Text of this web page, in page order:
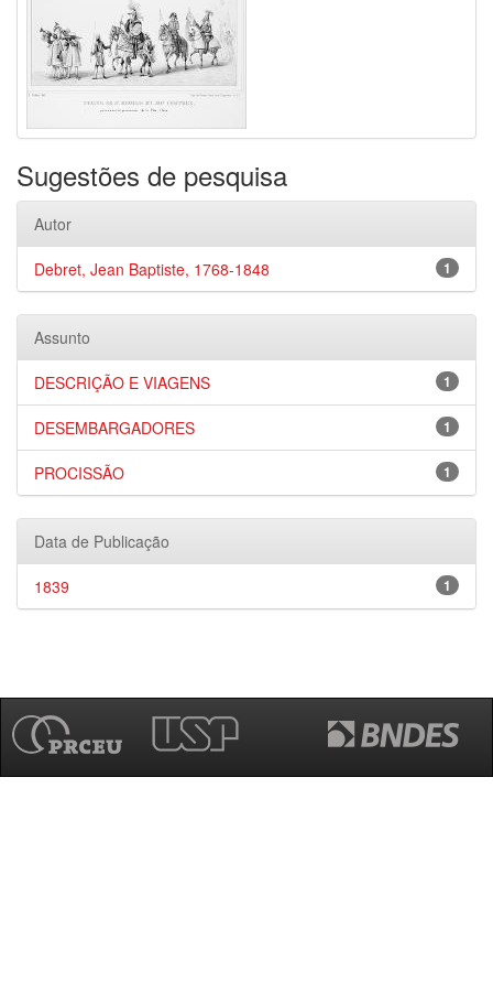
Sugestões de pesquisa
Autor
1
Debret, Jean Baptiste, 1768-1848
Assunto
1
DESCRIÇÃO E VIAGENS
1
DESEMBARGADORES
1
PROCISSÃO
Data de Publicação
1
1839